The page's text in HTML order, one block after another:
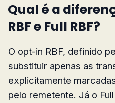
Qual é a
RBF e Full RBF?
O opt-in RBF, definido
substituir apenas as
explicitamente
pelo remetente. Já o